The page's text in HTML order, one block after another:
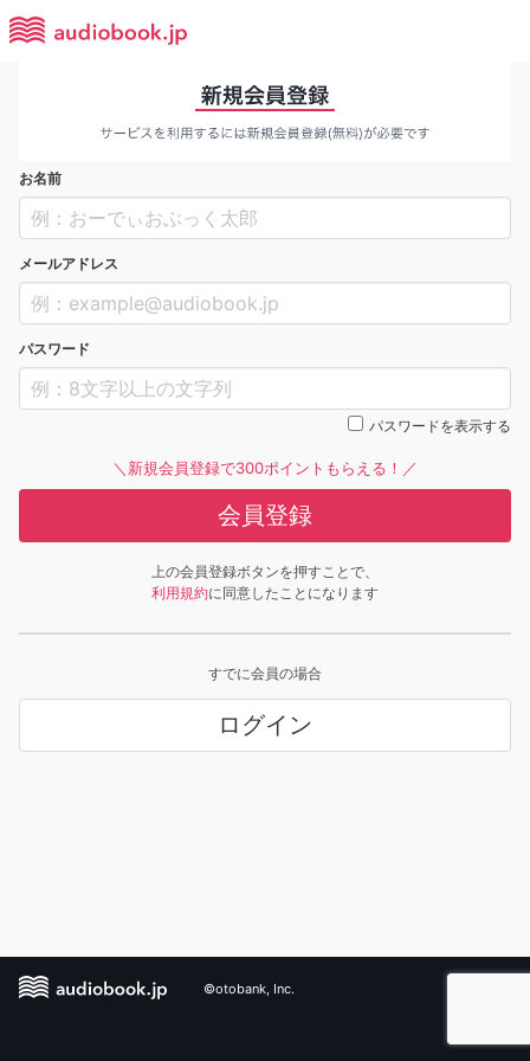
お名前
メールアドレス
パスワード
パスワードを表示する
＼新規会員登録で300ポイントもらえる！／
会員登録
上の会員登録ボタンを押すことで、
利用規約に同意したことになります
すでに会員の場合
ログイン
©otobank, Inc.